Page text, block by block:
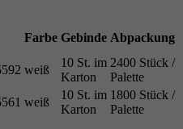
Farbe Gebinde Abpackung
weiß
10 St. im
Karton
2400 Stück /
Palette
weiß
10 St. im
Karton
1800 Stück /
Palette